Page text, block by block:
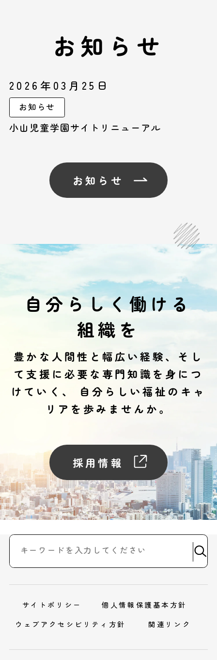
お知らせ
2026年03月25日
お知らせ
小山児童学園サイトリニューアル
お知らせ
自分らしく働ける
組織を
豊かな人間性と幅広い経験、そし
て支援に必要な専門知識を身につ
けていく、
自分らしい福祉のキャ
リアを歩みませんか。
採用情報
サイトポリシー
個人情報保護基本方針
ウェブアクセシビリティ方針
関連リンク